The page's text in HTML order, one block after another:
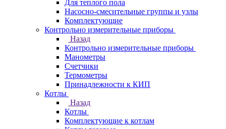
Для теплого пола
Насосно-смесительные группы и узлы
Комплектующие
Контрольно измерительные приборы
Назад
Контрольно измерительные приборы
Манометры
Счетчики
Термометры
Принадлежности к КИП
Котлы
Назад
Котлы
Комплектующие к котлам